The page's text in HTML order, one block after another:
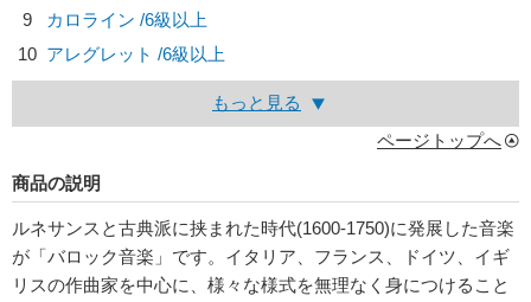
9
カロライン /6級以上
10 アレグレット /6級以上
もっと見る
ページトップへ
商品の説明
ルネサンスと古典派に挟まれた時代(1600-1750)に発展した音楽
が「バロック音楽」です。イタリア、フランス、ドイツ、イギ
リスの作曲家を中心に、様々な様式を無理なく身につけること